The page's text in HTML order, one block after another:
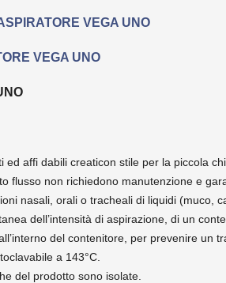
VEGA UNO
VEGA UNO
ed affi dabili creaticon stile per la piccola
flusso non richiedono manutenzione e
nasali, orali o tracheali di liquidi (muco,
dell’intensità di aspirazione, di un
del contenitore, per prevenire un
a 143°C.
del prodotto sono isolate.